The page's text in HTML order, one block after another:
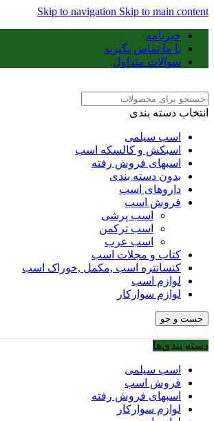
Skip to navigation Skip to main content
خبرنامه
با ما تماس بگیرید
سوالات متداول
انتخاب دسته بندی
اسب سیلمی
اسبکش و کالسکه اسب
اسبهای فروش رفته
بدون دسته بندی
داروهای اسب
فروش اسب
اسب پرشی
اسب ترکمن
اسب عرب
کتاب و مجلات اسب
کنسانتره اسب ,مکمل ,خوراک اسب
لوازم اسب
لوازم سوارکار
جست و جو
دسته بندی‌ها
اسب سیلمی
فروش اسب
اسبهای فروش رفته
لوازم سوارکار